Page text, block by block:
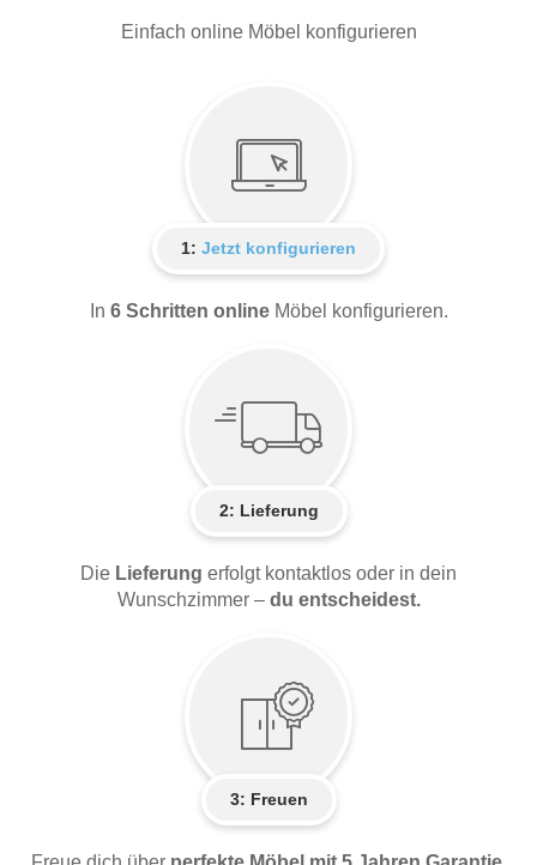
Einfach online Möbel konfigurieren
1: Jetzt konfigurieren
In 6 Schritten online Möbel konfigurieren.
2: Lieferung
Die Lieferung erfolgt kontaktlos oder in dein
Wunschzimmer – du entscheidest.
3: Freuen